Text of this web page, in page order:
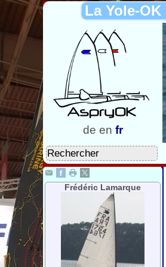
La Yole-OK
de en fr
Frédéric Lamarque